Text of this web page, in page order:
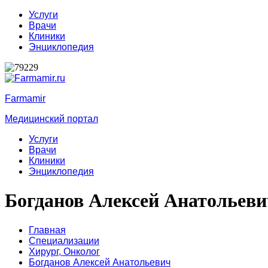
Услуги
Врачи
Клиники
Энциклопедия
Farmamir
Медицинский портал
Услуги
Врачи
Клиники
Энциклопедия
Богданов Алексей
Главная
Специализации
Хирург, Онколог
Богданов Алексей Анатольевич